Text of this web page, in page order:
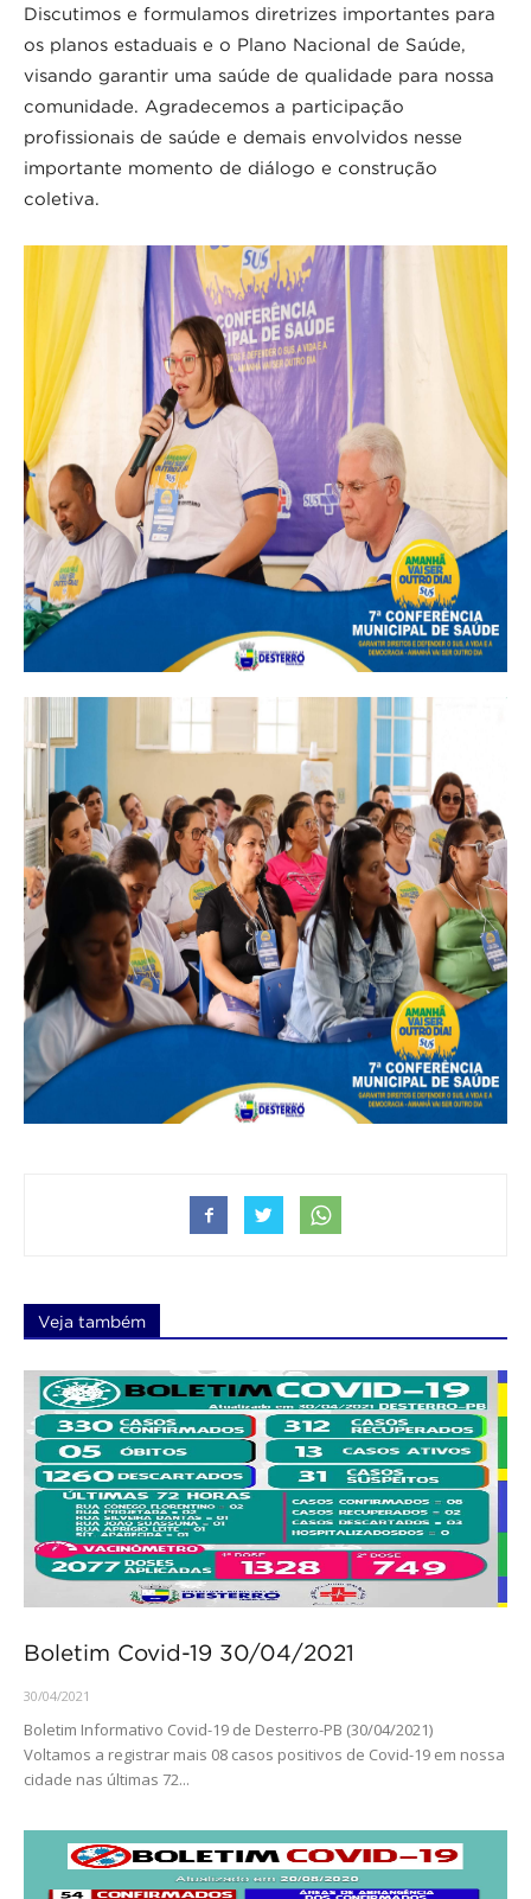
Discutimos e formulamos diretrizes importantes para
os planos estaduais e o Plano Nacional de Saúde,
visando garantir uma saúde de qualidade para nossa
comunidade. Agradecemos a participação
profissionais de saúde e demais envolvidos nesse
importante momento de diálogo e construção
coletiva.
Veja também
Boletim Covid-19 30/04/2021
30/04/2021
Boletim Informativo Covid-19 de Desterro-PB (30/04/2021)
Voltamos a registrar mais 08 casos positivos de Covid-19 em nossa
cidade nas últimas 72...